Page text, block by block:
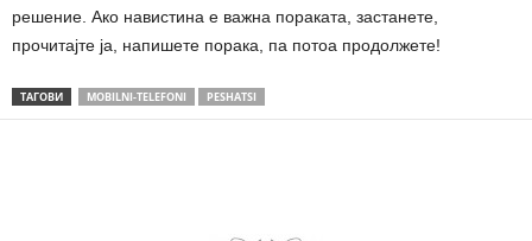
решение. Ако навистина е важна пораката, застанете,
прочитајте ја, напишете порака, па потоа продолжете!
ТАГОВИ MOBILNI-TELEFONI PESHATSI